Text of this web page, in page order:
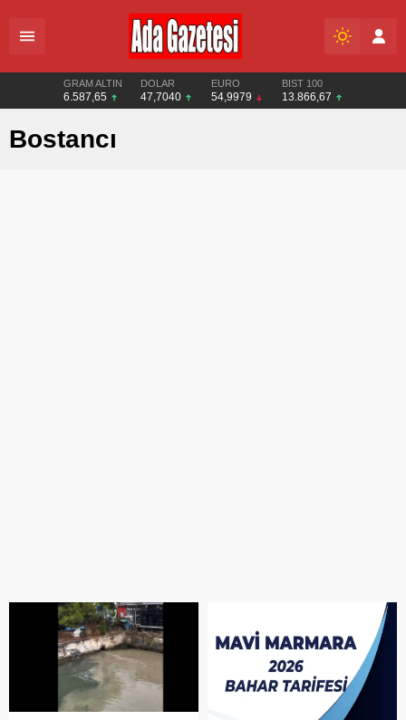
GRAM ALTIN
6.587,65
DOLAR
47,7040
EURO
54,9979
BIST 100
13.866,67
Bostancı